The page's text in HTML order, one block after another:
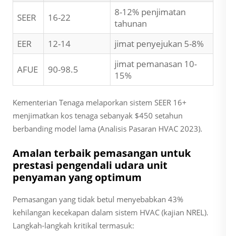
SEER 16-22
8-12% penjimatan
tahunan
EER
12-14 jimat penyejukan 5-8%
AFUE 90-98.5
jimat pemanasan 10-
15%
Kementerian Tenaga melaporkan sistem SEER 16+
menjimatkan kos tenaga sebanyak $450 setahun
berbanding model lama (Analisis Pasaran HVAC 2023).
Amalan terbaik pemasangan untuk
prestasi pengendali udara unit
penyaman yang optimum
Pemasangan yang tidak betul menyebabkan 43%
kehilangan kecekapan dalam sistem HVAC (kajian NREL).
Langkah-langkah kritikal termasuk: